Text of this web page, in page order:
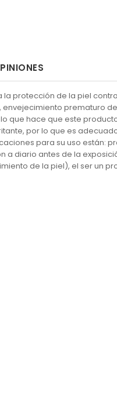
protección de la piel
prematuro
que hace que este
por lo que es
para su uso
diario antes de la
de la piel), el ser un